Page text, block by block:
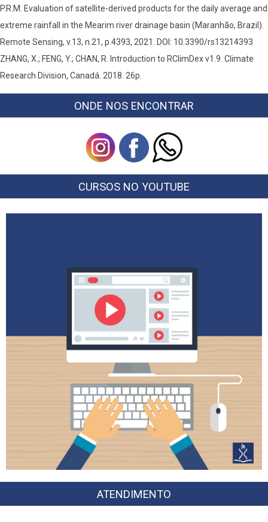
P.R.M. Evaluation of satellite-derived products for the daily average and
extreme rainfall in the Mearim river drainage basin (Maranhão, Brazil).
Remote Sensing, v.13, n.21, p.4393, 2021. DOI: 10.3390/rs13214393
ZHANG, X.; FENG, Y.; CHAN, R. Introduction to RClimDex v1.9. Climate
Research Division, Canadá. 2018. 26p.
ONDE NOS ENCONTRAR
CURSOS NO YOUTUBE
ATENDIMENTO